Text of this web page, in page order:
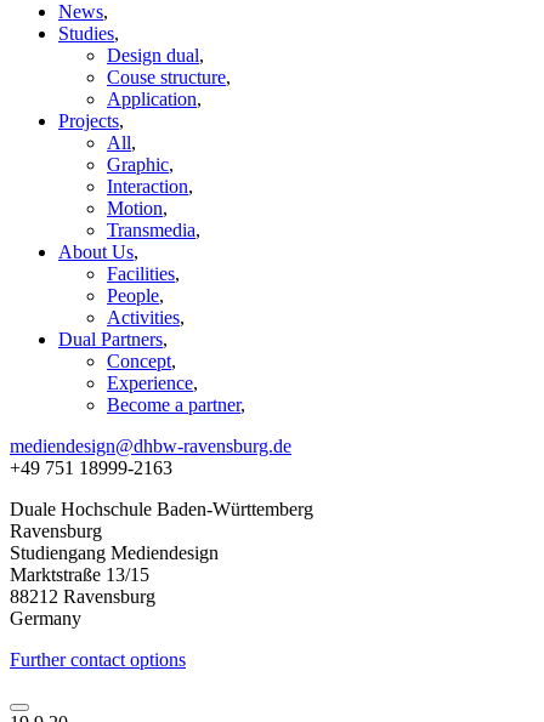
News,
Studies,
Design dual,
Couse structure,
Application,
Projects,
All,
Graphic,
Interaction,
Motion,
Transmedia,
About Us,
Facilities,
People,
Activities,
Dual Partners,
Concept,
Experience,
Become a partner,
mediendesign@dhbw-ravensburg.de
+49 751 18999-2163
Duale Hochschule Baden-Württemberg
Ravensburg
Studiengang Mediendesign
Marktstraße 13/15
88212 Ravensburg
Germany
Further contact options